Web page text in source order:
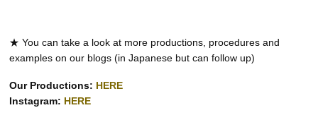
★ You can take a look at more productions, procedures and
examples on our blogs (in Japanese but can follow up)
Our Productions: HERE
Instagram: HERE